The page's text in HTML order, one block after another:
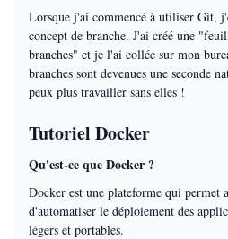
Lorsque j'ai commencé à utiliser Git,
concept de branche. J'ai créé une
branches" et je l'ai collée sur mon
branches sont devenues une seconde
peux plus travailler sans elles !
Tutoriel Docker
Qu'est-ce que Docker ?
Docker est une plateforme qui permet
d'automatiser le déploiement des
légers et portables.